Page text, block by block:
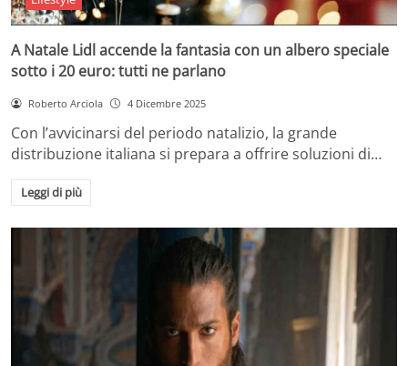
A Natale Lidl accende la fantasia con un albero speciale
sotto i 20 euro: tutti ne parlano
Roberto Arciola 4 Dicembre 2025
Con l’avvicinarsi del periodo natalizio, la grande
distribuzione italiana si prepara a offrire soluzioni di…
Leggi di più